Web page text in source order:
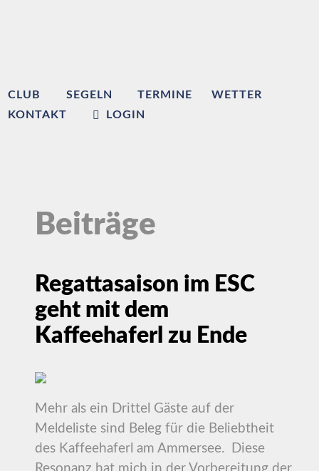
CLUB SEGELN TERMINE
WETTER
KONTAKT
LOGIN
Beiträge
Regattasaison im ESC
geht mit dem
Kaffeehaferl zu Ende
Mehr als ein Drittel Gäste auf der
Meldeliste sind Beleg für die Beliebtheit
des Kaffeehaferl am Ammersee. Diese